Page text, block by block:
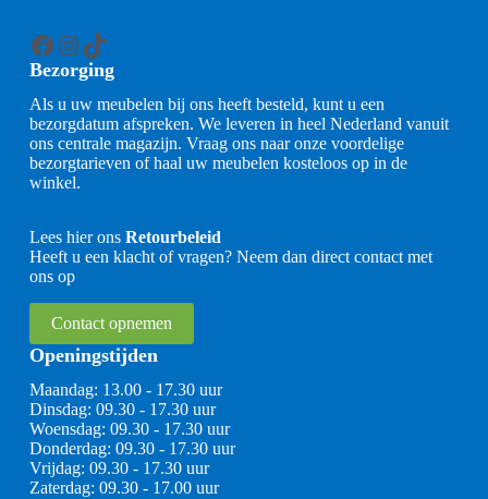
Facebook
Instagram
TikTok
Bezorging
Als u uw meubelen bij ons heeft besteld, kunt u een
bezorgdatum afspreken. We leveren in heel Nederland vanuit
ons centrale magazijn. Vraag ons naar onze voordelige
bezorgtarieven of haal uw meubelen kosteloos op in de
winkel.
Lees hier ons Retourbeleid
Heeft u een klacht of vragen? Neem dan direct contact met
ons op
Contact opnemen
Openingstijden
Maandag: 13.00 - 17.30 uur
Dinsdag: 09.30 - 17.30 uur
Woensdag: 09.30 - 17.30 uur
Donderdag: 09.30 - 17.30 uur
Vrijdag: 09.30 - 17.30 uur
Zaterdag: 09.30 - 17.00 uur